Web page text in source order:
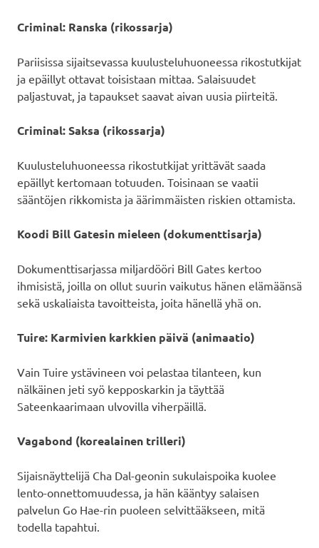
Criminal: Ranska (rikossarja)
Pariisissa sijaitsevassa kuulusteluhuoneessa rikostutkijat
ja epäillyt ottavat toisistaan mittaa. Salaisuudet
paljastuvat, ja tapaukset saavat aivan uusia piirteitä.
Criminal: Saksa (rikossarja)
Kuulusteluhuoneessa rikostutkijat yrittävät saada
epäillyt kertomaan totuuden. Toisinaan se vaatii
sääntöjen rikkomista ja äärimmäisten riskien ottamista.
Koodi Bill Gatesin mieleen (dokumenttisarja)
Dokumenttisarjassa miljardööri Bill Gates kertoo
ihmisistä, joilla on ollut suurin vaikutus hänen elämäänsä
sekä uskaliaista tavoitteista, joita hänellä yhä on.
Tuire: Karmivien karkkien päivä (animaatio)
Vain Tuire ystävineen voi pelastaa tilanteen, kun
nälkäinen jeti syö kepposkarkin ja täyttää
Sateenkaarimaan ulvovilla viherpäillä.
Vagabond (korealainen trilleri)
Sijaisnäyttelijä Cha Dal-geonin sukulaispoika kuolee
lento-onnettomuudessa, ja hän kääntyy salaisen
palvelun Go Hae-rin puoleen selvittääkseen, mitä
todella tapahtui.